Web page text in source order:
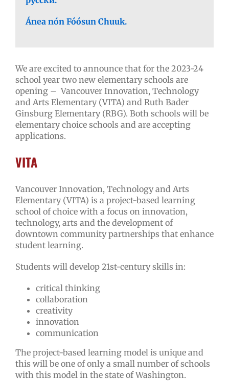
Áneanón Fóósun Chuuk.
We are excited to announce that for the 2023-24
school year two new elementary schools are
opening – Vancouver Innovation, Technology
and Arts Elementary (VITA) and Ruth Bader
Ginsburg Elementary (RBG). Both schools will be
elementary choice schools and are accepting
applications.
VITA
Vancouver Innovation, Technology and Arts
Elementary (VITA) is a project-based learning
school of choice with a focus on innovation,
technology, arts and the development of
downtown community partnerships that enhance
student learning.
Students will develop 21st-century skills in:
critical thinking
collaboration
creativity
innovation
communication
The project-based learning model is unique and
this will be one of only a small number of schools
with this model in the state of Washington.